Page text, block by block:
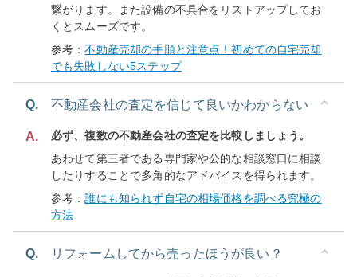
繋がります。また設備の不具合をリストアップしてお
くとスムーズです。
参考：不動産売却の手順と注意点！初めての自宅売却
でも失敗しない5ステップ
Q. 不動産会社の査定を信じて良いかわからない
A.
必ず、複数の不動産会社の査定を比較しましょう。
あわせて第三者である専門家や公的な相談窓口に相談
したりすることで多角的なアドバイスを得られます。
参考：誰にも知られず自宅の相場価格を調べる究極の
方法
Q. リフォームしてから売ったほうが良い？